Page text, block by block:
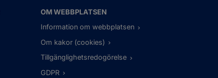
OM WEBBPLATSEN
Information om webbplatsen
Om kakor (cookies)
Tillgänglighetsredogörelse
GDPR